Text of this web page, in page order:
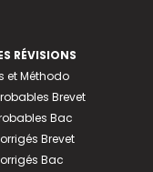
et toutes
au sein de
% des
!
!
est très
:
RÉVISIONS
et Méthodo
Brevet
Bac
Brevet
Bac